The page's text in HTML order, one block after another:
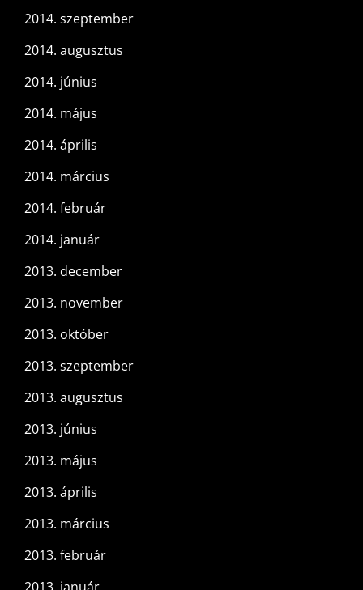
2014. szeptember
2014. augusztus
2014. június
2014. május
2014. április
2014. március
2014. február
2014. január
2013. december
2013. november
2013. október
2013. szeptember
2013. augusztus
2013. június
2013. május
2013. április
2013. március
2013. február